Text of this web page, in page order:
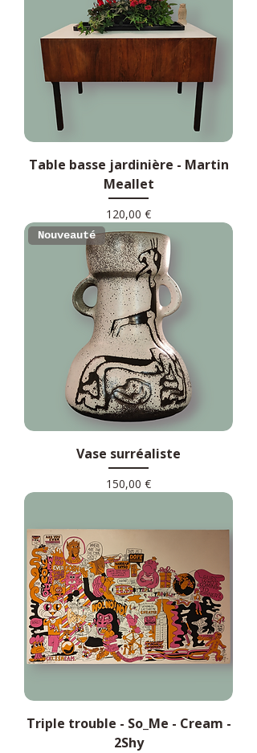
Table basse jardinière - Martin
Meallet
Prix
120,00 €
Nouveauté
Vase surréaliste
Prix
150,00 €
Triple trouble - So_Me - Cream -
2Shy